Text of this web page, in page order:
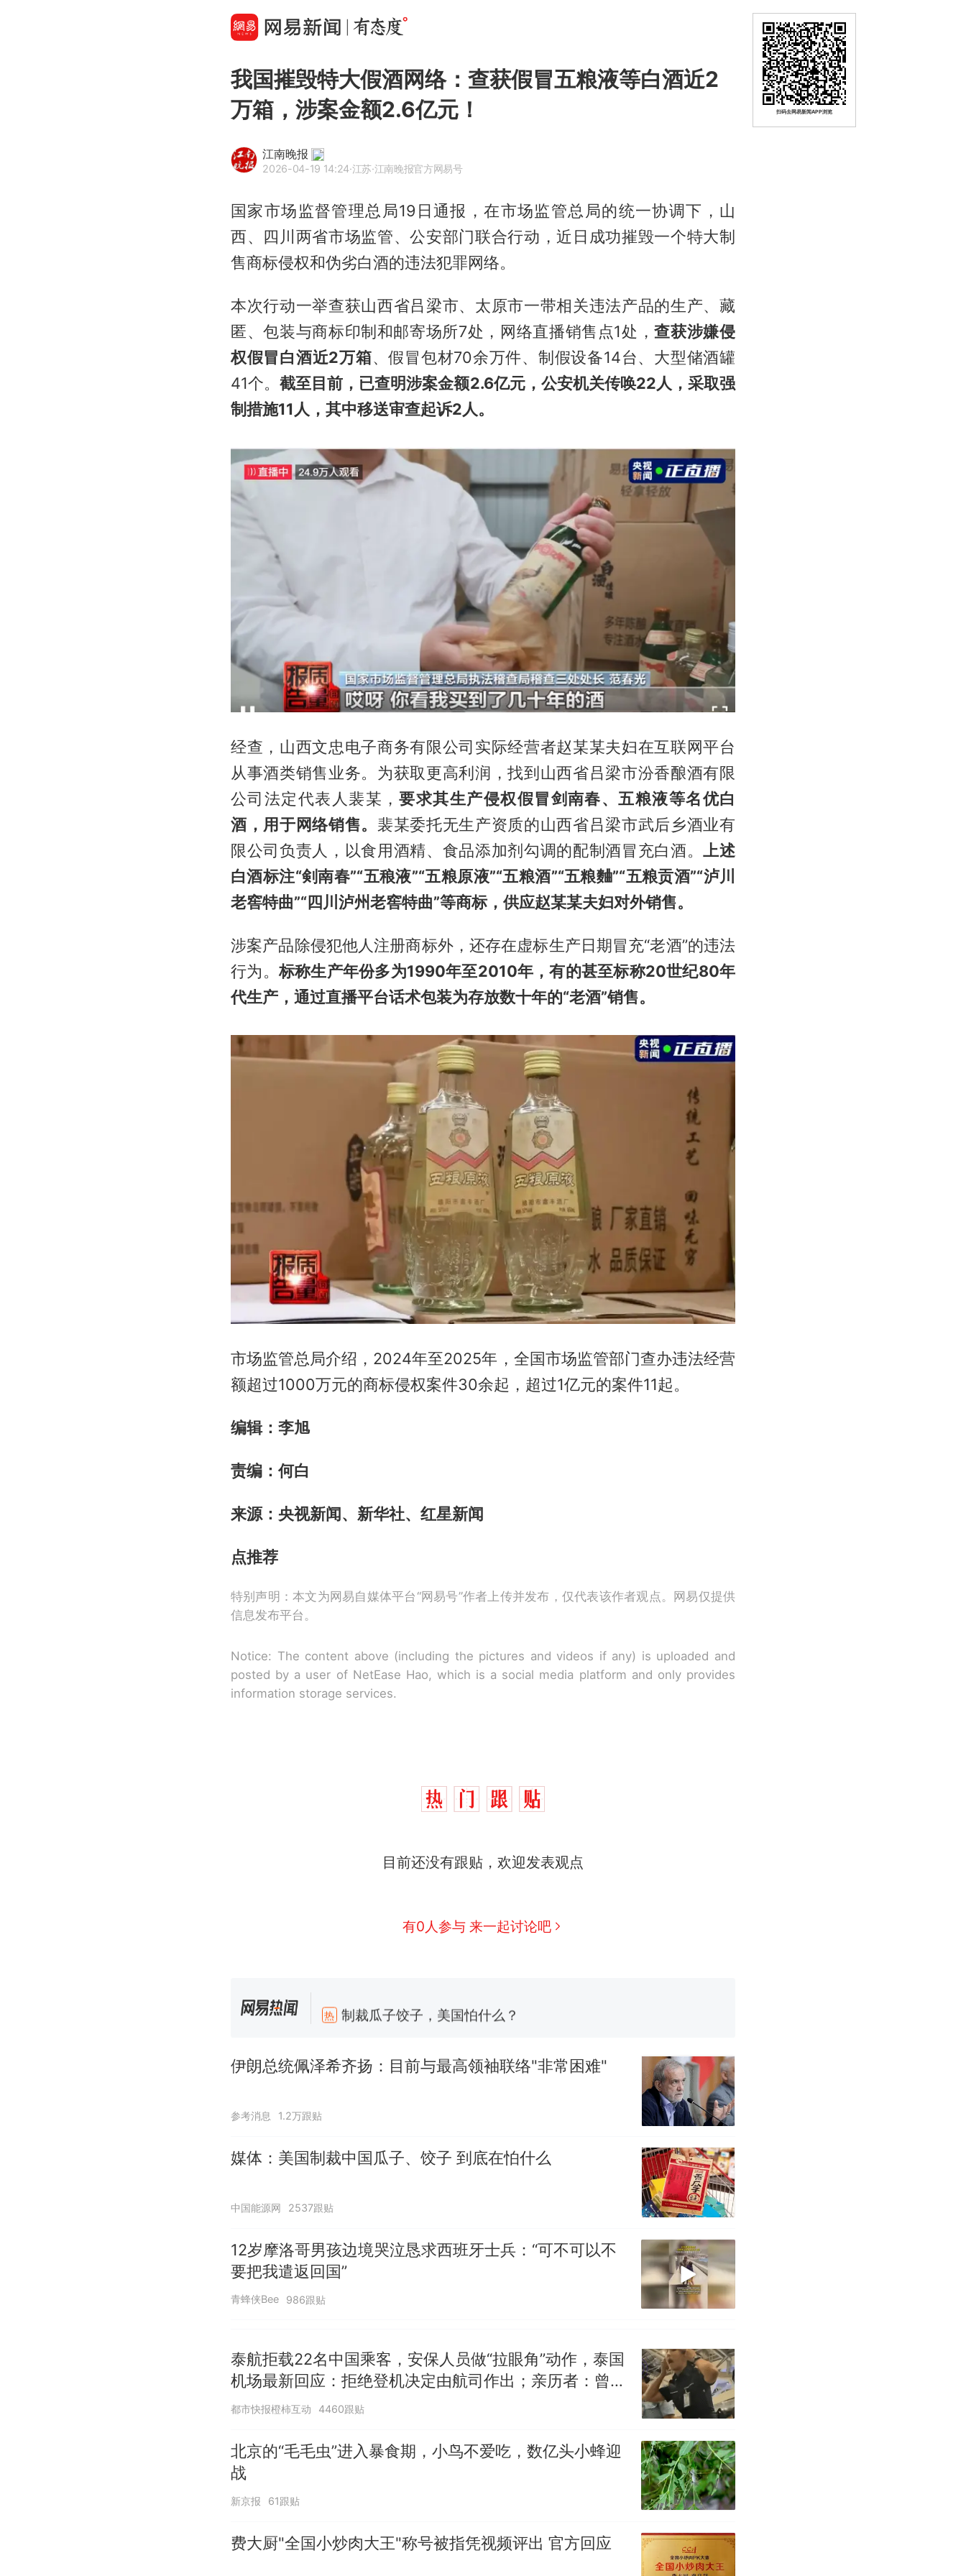
我国摧毁特大假酒网络：查获假冒五粮液等白酒近2
万箱，涉案金额2.6亿元！
江南晚报
2026-04-19 14:24·江苏·江南晚报官方网易号
国家市场监督管理总局19日通报，在市场监管总局的统一协调下，山
西、四川两省市场监管、公安部门联合行动，近日成功摧毁一个特大制
售商标侵权和伪劣白酒的违法犯罪网络。
本次行动一举查获山西省吕梁市、太原市一带相关违法产品的生产、藏
匿、包装与商标印制和邮寄场所7处，网络直播销售点1处，查获涉嫌侵
权假冒白酒近2万箱、假冒包材70余万件、制假设备14台、大型储酒罐
41个。截至目前，已查明涉案金额2.6亿元，公安机关传唤22人，采取强
制措施11人，其中移送审查起诉2人。
经查，山西文忠电子商务有限公司实际经营者赵某某夫妇在互联网平台
从事酒类销售业务。为获取更高利润，找到山西省吕梁市汾香酿酒有限
公司法定代表人裴某，要求其生产侵权假冒剑南春、五粮液等名优白
酒，用于网络销售。 裴某委托无生产资质的山西省吕梁市武后乡酒业有
限公司负责人，以食用酒精、食品添加剂勾调的配制酒冒充白酒。上述
白酒标注“剣南春”“五稂液”“五粮原液”“五粮酒”“五粮麯”“五粮贡酒”“泸川
老窖特曲”“四川泸州老窖特曲”等商标，供应赵某某夫妇对外销售。
涉案产品除侵犯他人注册商标外，还存在虚标生产日期冒充“老酒”的违法
行为。标称生产年份多为1990年至2010年，有的甚至标称20世纪80年
代生产，通过直播平台话术包装为存放数十年的“老酒”销售。
市场监管总局介绍，2024年至2025年，全国市场监管部门查办违法经营
额超过1000万元的商标侵权案件30余起，超过1亿元的案件11起。
编辑：李旭
责编：何白
来源：央视新闻、新华社、红星新闻
点推荐
特别声明：本文为网易自媒体平台“网易号”作者上传并发布，仅代表该作者观点。网易仅提供
信息发布平台。
Notice: The content above (including the pictures and videos if any) is uploaded and
posted by a user of NetEase Hao, which is a social media platform and only provides
information storage services.
目前还没有跟贴，欢迎发表观点
有0人参与 来一起讨论吧
热 制裁瓜子饺子，美国怕什么？
应
男子上山采菌偶然发现鸡枞菌窝，原地守1天等它长大：挖了140多
美国渔民钓获鲨鱼徒手将其拽回大海 目击者直呼震惊 （视频来源：
笔试第一被第二名传话劝弃考 官方通报
惊艳！字都飘起来了 博主在田间创作“悬浮字” 网友：真·裸眼3D！
热 制裁瓜子饺子，美国怕什么？
伊朗总统佩泽希齐扬：目前与最高领袖联络"非常困难"
参考消息 1.2万跟贴
媒体：美国制裁中国瓜子、饺子 到底在怕什么
中国能源网 2537跟贴
12岁摩洛哥男孩边境哭泣恳求西班牙士兵：“可不可以不
要把我遣返回国”
青蜂侠Bee 986跟贴
泰航拒载22名中国乘客，安保人员做“拉眼角”动作，泰国
机场最新回应：拒绝登机决定由航司作出；亲历者：曾承
诺免费改签但没兑现
都市快报橙柿互动 4460跟贴
北京的“毛毛虫”进入暴食期，小鸟不爱吃，数亿头小蜂迎
战
新京报 61跟贴
费大厨"全国小炒肉大王"称号被指凭视频评出 官方回应
扫码去网易新闻APP浏览